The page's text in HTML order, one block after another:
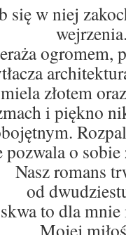
się w niej
ogromem,
złotem
i piękno
pozwala o sobie
Nasz romans
od
to dla mnie
Mojej